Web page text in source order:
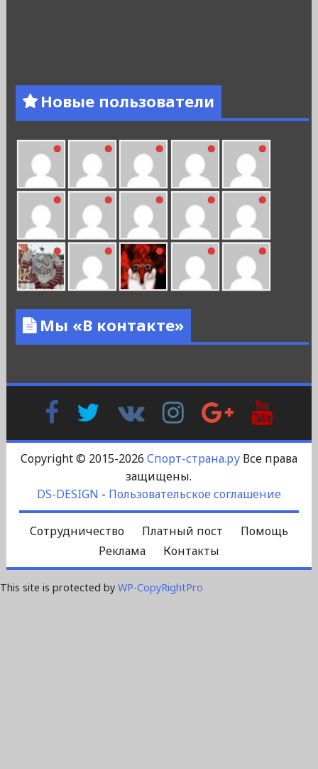
Новые пользователи
Мы «В контакте»
FacebookTwitter
Контакте
InstagramGoogle
Plus
Copyright © 2015-2026 Спорт-страна.руВсе права
защищены.
DS-DESIGN - Пользовательское соглашение
Сотрудничество Платный пост
Помощь
Реклама
Контакты
This site is protected by WP-CopyRightPro